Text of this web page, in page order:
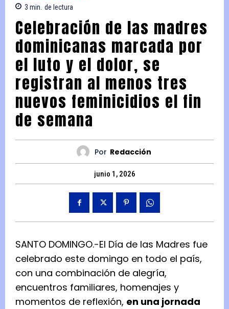
3 min. de lectura
Celebración de las madres
dominicanas marcada por
el luto y el dolor, se
registran al menos tres
nuevos feminicidios el fin
de semana
Por Redacción
junio 1, 2026
SANTO DOMINGO.-El Día de las Madres fue
celebrado este domingo en todo el país,
con una combinación de alegría,
encuentros familiares, homenajes y
momentos de reflexión, en una jornada